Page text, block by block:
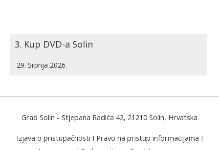
3. Kup DVD-a Solin
29. Srpnja 2026.
Grad Solin - Stjepana Radića 42, 21210 Solin, Hrvatska
Izjava o pristupačnosti I Pravo na pristup informacijama I